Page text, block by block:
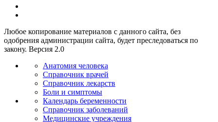
Любое копирование материалов с данного сайта, без
одобрения администрации сайта, будет преследоваться по
закону. Версия 2.0
Анатомия человека
Справочник врачей
Справочник лекарств
Боли и симптомы
Календарь беременности
Справочник заболеваний
Медицинские учреждения